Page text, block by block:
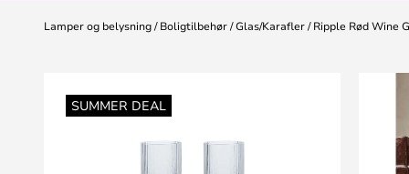
Lamper og belysning Boligtilbehør Glas/Karafler Ripple Rød Wine
SUMMER DEAL